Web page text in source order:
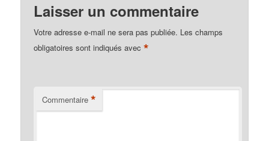
Laisser un commentaire
Votre adresse e-mail ne sera pas publiée. Les champs
obligatoires sont indiqués avec*
Commentaire *